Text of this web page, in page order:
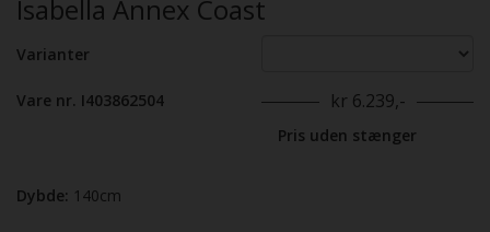
Isabella Annex Coast
Varianter
Vare nr. I403862504 kr 6.239,-
Pris uden stænger
Dybde: 140cm